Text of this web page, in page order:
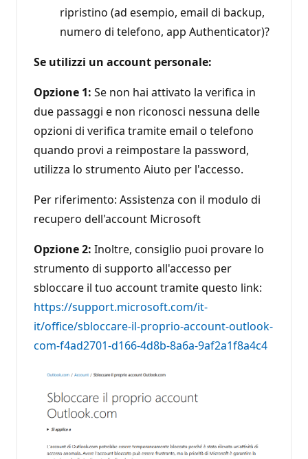
ripristino (ad esempio, email di backup,
numero di telefono, app Authenticator)?
Se utilizzi un account personale:
Opzione 1: Se non hai attivato la verifica in
due passaggi e non riconosci nessuna delle
opzioni di verifica tramite email o telefono
quando provi a reimpostare la password,
utilizza lo strumento Aiuto per l'accesso.
Per riferimento: Assistenza con il modulo di
recupero dell'account Microsoft
Opzione 2: Inoltre, consiglio puoi provare lo
strumento di supporto all'accesso per
sbloccare il tuo account tramite questo link:
https://support.microsoft.com/it-
it/office/sbloccare-il-proprio-account-outlook-
com-f4ad2701-d166-4d8b-8a6a-9af2a1f8a4c4